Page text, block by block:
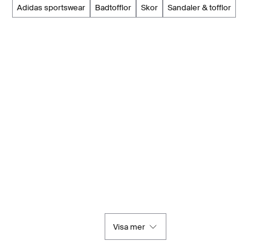
adidas sportswear badtofflor skor sandaler & tofflor
Visa mer